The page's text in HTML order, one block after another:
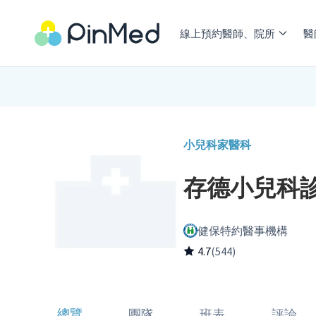
線上預約醫師、院所
小兒科家醫科
存德小兒科
健保特約醫事機構
4.7(544)